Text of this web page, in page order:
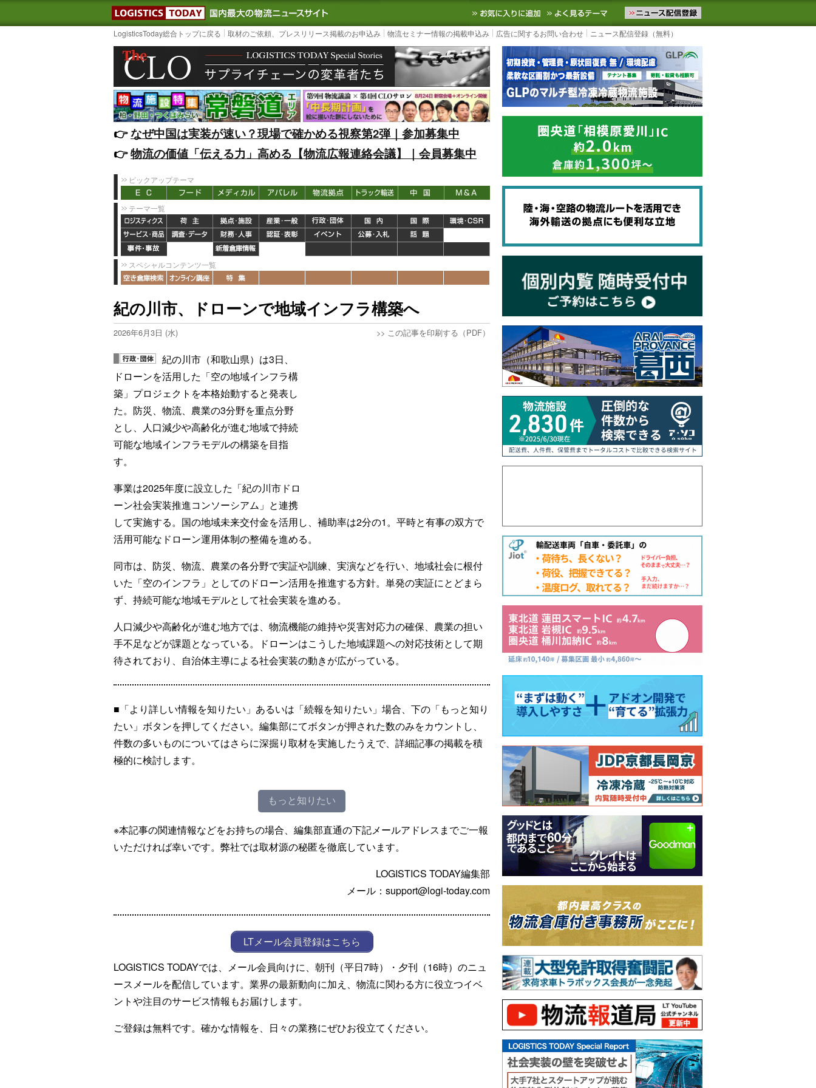
LOGISTICS TODAY｜国内最大の物流ニュースサイト3PL, SCMなど国内外の最新の物流ニュースをお届けします。物流ニュースメール配信を登録す
お気に入りに追加 よく見るテーマ
LogisticsToday総合トップに戻る 取材のご依頼、プレスリリース掲載のお申込み 物流セミナー情報の掲載申込み 広告に関するお問い合わせ ニュース配信登録（無料）
👉️なぜ中国は実装が速い？現場で確かめる視察第2弾｜参加募集中
👉️物流の価値「伝える力」高める【物流広報連絡会議】｜会員募集中
ピックアップテーマ
テーマ一覧
スペシャルコンテンツ一覧
紀の川市、ドローンで地域インフラ構築へ
2026年6月3日 (水) >> この記事を印刷する（PDF）
紀の川市（和歌山県）は3日、
ドローンを活用した「空の地域インフラ構
築」プロジェクトを本格始動すると発表し
た。防災、物流、農業の3分野を重点分野
とし、人口減少や高齢化が進む地域で持続
可能な地域インフラモデルの構築を目指
す。
事業は2025年度に設立した「紀の川市ドロ
ーン社会実装推進コンソーシアム」と連携
して実施する。国の地域未来交付金を活用し、補助率は2分の1。平時と有事の双方で
活用可能なドローン運用体制の整備を進める。
同市は、防災、物流、農業の各分野で実証や訓練、実演などを行い、地域社会に根付
いた「空のインフラ」としてのドローン活用を推進する方針。単発の実証にとどまら
ず、持続可能な地域モデルとして社会実装を進める。
人口減少や高齢化が進む地方では、物流機能の維持や災害対応力の確保、農業の担い
手不足などが課題となっている。ドローンはこうした地域課題への対応技術として期
待されており、自治体主導による社会実装の動きが広がっている。
■「より詳しい情報を知りたい」あるいは「続報を知りたい」場合、下の「もっと知り
たい」ボタンを押してください。編集部にてボタンが押された数のみをカウントし、
件数の多いものについてはさらに深掘り取材を実施したうえで、詳細記事の掲載を積
極的に検討します。
もっと知りたい
※本記事の関連情報などをお持ちの場合、編集部直通の下記メールアドレスまでご一報
いただければ幸いです。弊社では取材源の秘匿を徹底しています。
LOGISTICS TODAY編集部
メール：support@logi-today.com
LTメール会員登録はこちら
LOGISTICS TODAYでは、メール会員向けに、朝刊（平日7時）・夕刊（16時）のニュ
ースメールを配信しています。業界の最新動向に加え、物流に関わる方に役立つイベ
ントや注目のサービス情報もお届けします。
ご登録は無料です。確かな情報を、日々の業務にぜひお役立てください。